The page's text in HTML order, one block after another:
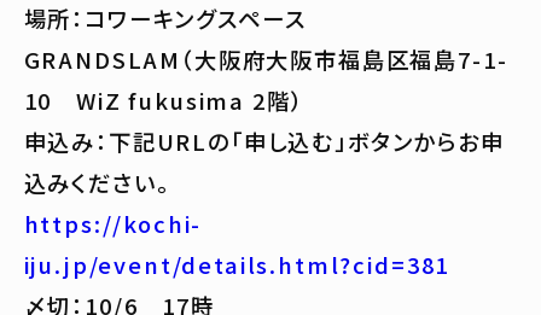
場所：コワーキングスペース
GRANDSLAM（大阪府大阪市福島区福島7-1-
10 WiZ fukusima 2階）
申込み：下記URLの「申し込む」ボタンからお申
込みください。
https://kochi-
iju.jp/event/details.html?cid=381
〆切：10/6 17時